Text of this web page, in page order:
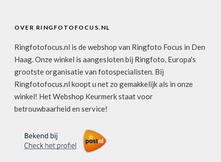
OVER RINGFOTOFOCUS.NL
Ringfotofocus.nl is de webshop van Ringfoto Focus in Den
Haag. Onze winkel is aangesloten bij Ringfoto, Europa's
grootste organisatie van fotospecialisten. Bij
Ringfotofocus.nl koopt u net zo gemakkelijk als in onze
winkel! Het Webshop Keurmerk staat voor
betrouwbaarheid en service!